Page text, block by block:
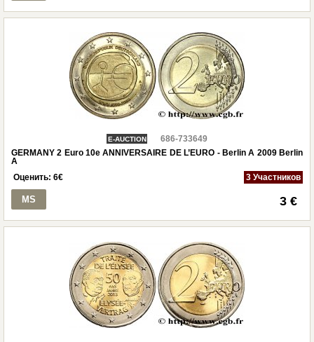
E-AUCTION
686-733649
GERMANY 2 Euro 10e ANNIVERSAIRE DE L’EURO - Berlin A 2009 Berlin
A
Оценить: 6€ 3 Участников
MS 3 €